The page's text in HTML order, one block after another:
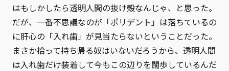
はもしかしたら透明人間の抜け殻なんじゃ、と思った。
だが、一番不思議なのが「ポリデント」は落ちているの
に肝心の「入れ歯」が見当たらないということだった。
まさか拾って持ち帰る奴はいないだろうから、透明人間
は入れ歯だけ装着して今もこの辺りを闊歩しているんだ